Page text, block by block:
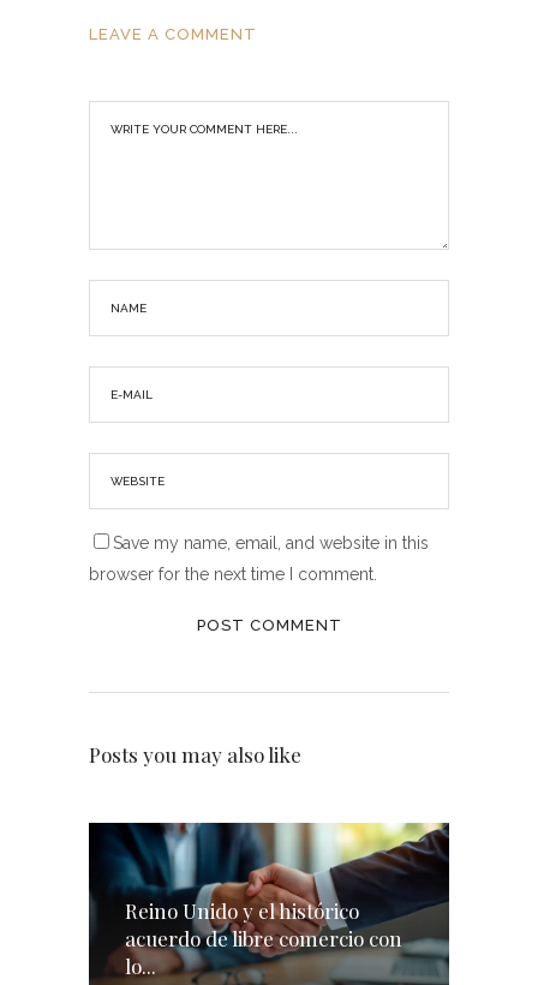
LEAVE A COMMENT
Save my name, email, and website in this
browser for the next time I comment.
Posts you may also like
Reino Unido y el histórico
acuerdo de libre comercio con
lo...